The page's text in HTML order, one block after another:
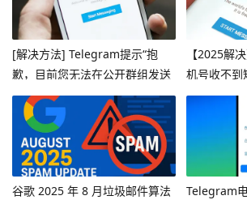
[解决方法] Telegram提示“抱
歉，目前您无法在公开群组发送
消息”
【2025解
机号收不到
谷歌 2025 年 8 月垃圾邮件算法
Telegram